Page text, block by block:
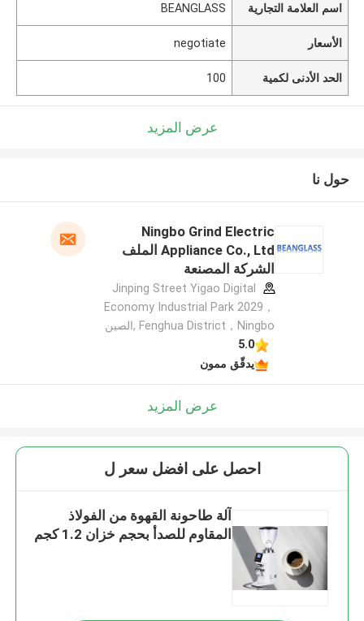
اسم العلامة التجارية BEANGLASS
الأسعار negotiate
الحد الأدنى لكمية 100
عرض المزيد
حول نا
Ningbo Grind Electric
Appliance Co., Ltd الملف
الشركة المصنعة
Jinping Street Yigao Digital
Economy Industrial Park 2029，
Fenghua District，Ningbo ,الصين
5.0
يدقّق ممون
عرض المزيد
احصل على افضل سعر ل
آلة طاحونة القهوة من الفولاذ
المقاوم للصدأ بحجم خزان 1.2 كجم